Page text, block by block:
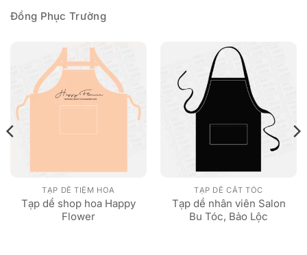
Đồng Phục Trường
TẠP DỀ TIỆM HOA
Tạp dề shop hoa Happy
Flower
TẠP DỀ CẮT TÓC
Tạp dề nhân viên Salon
Bu Tóc, Bảo Lộc